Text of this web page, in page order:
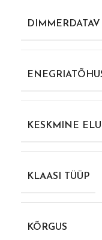
DIMMERDATAV
KESKMINE
KLAASI TÜÜP
KÕRGUS